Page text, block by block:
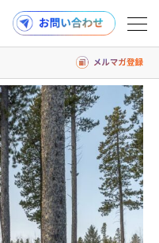
読みもの検索